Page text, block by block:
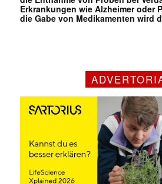
Erkrankungen wie Alzheimer oder
die Gabe von Medikamenten wird